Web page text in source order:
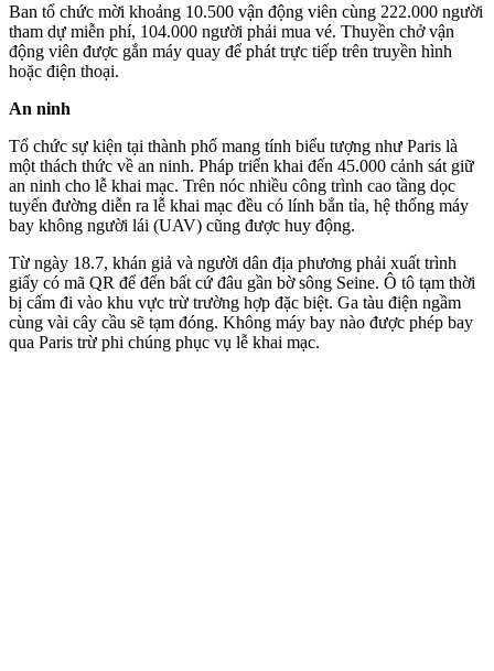
Ban tổ chức mời khoảng 10.500 vận động viên cùng 222.000 người
tham dự miễn phí, 104.000 người phải mua vé. Thuyền chở vận
động viên được gắn máy quay để phát trực tiếp trên truyền hình
hoặc điện thoại.
An ninh
Tổ chức sự kiện tại thành phố mang tính biểu tượng như Paris là
một thách thức về an ninh. Pháp triển khai đến 45.000 cảnh sát giữ
an ninh cho lễ khai mạc. Trên nóc nhiều công trình cao tầng dọc
tuyến đường diễn ra lễ khai mạc đều có lính bắn tỉa, hệ thống máy
bay không người lái (UAV) cũng được huy động.
Từ ngày 18.7, khán giả và người dân địa phương phải xuất trình
giấy có mã QR để đến bất cứ đâu gần bờ sông Seine. Ô tô tạm thời
bị cấm đi vào khu vực trừ trường hợp đặc biệt. Ga tàu điện ngầm
cùng vài cây cầu sẽ tạm đóng. Không máy bay nào được phép bay
qua Paris trừ phi chúng phục vụ lễ khai mạc.